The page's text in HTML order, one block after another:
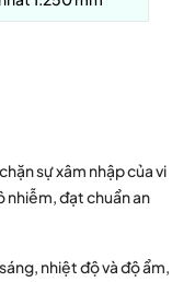
sự xâm nhập của vi
nhiễm, đạt chuẩn an
nhiệt độ và độ ẩm,